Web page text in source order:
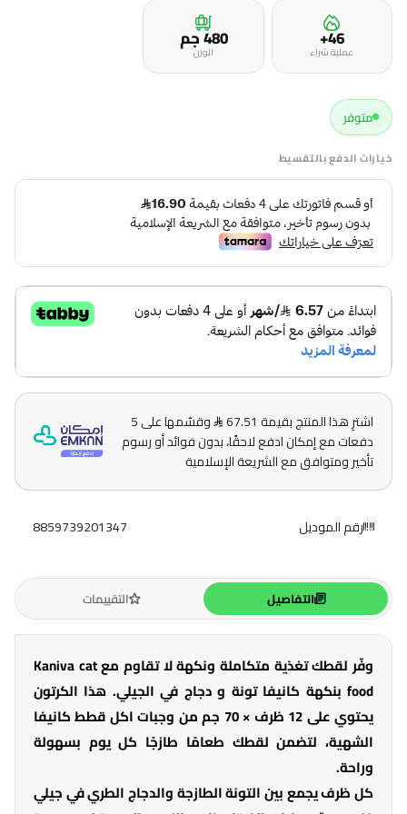
46+
عملية شراء 480 جمالوزن
متوفر
خيارات الدفع بالتقسيط
اشترِ هذا المنتج بقيمة 67.51
وقسّمها على 5
دفعات مع إمكان ادفع لاحقًا، بدون فوائد أو رسوم
تأخير ومتوافق مع الشريعة الإسلامية
رقم الموديل 8859739201347
التفاصيل التقييمات
وفّر لقطك تغذية متكاملة ونكهة لا تقاوم مع Kaniva cat
food بنكهة كانيفا تونة و دجاج في الجيلي. هذا الكرتون
يحتوي على 12 ظرف × 70 جم من وجبات اكل قطط كانيفا
الشهية، لتضمن لقطك طعامًا طازجًا كل يوم بسهولة
وراحة.
كل ظرف يجمع بين التونة الطازجة والدجاج الطري في جيلي